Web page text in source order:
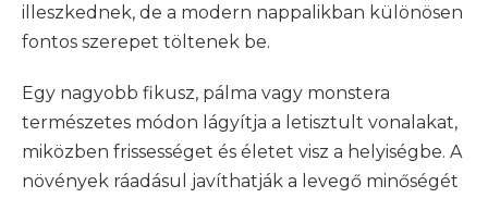
illeszkednek, de a modern nappalikban különösen
fontos szerepet töltenek be.
Egy nagyobb fikusz, pálma vagy monstera
természetes módon lágyítja a letisztult vonalakat,
miközben frissességet és életet visz a helyiségbe. A
növények ráadásul javíthatják a levegő minőségét